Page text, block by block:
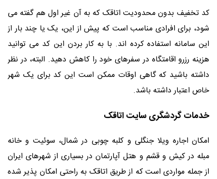
کد تخفیف بدون محدودیت اتاقک که به آن غیر اول هم گفته می
شود، برای افرادی مناسب است که پیش از این، یک یا چند بار از
این سامانه استفاده کرده اند. با به کار بردن این کد می توانید
هزینه رزرو اقامتگاه در سفرهای خود را کاهش دهید. البته، در نظر
داشته باشید که گاهی اوقات ممکن است این کد برای یک شهر
خاص اعتبار داشته باشد.
خدمات گردشگری سایت اتاقک
امکان اجاره ویلا جنگلی و کلبه چوبی در شمال، سوئیت و خانه
مبله در کیش و قشم و هتل آپارتمان در بسیاری از شهرهای ایران
از جمله مواردی است که از طریق اتاقک به راحتی امکان پذیر شده